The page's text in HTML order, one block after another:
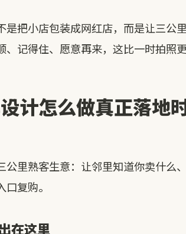
是把小店包装成网红店，而是让三公
记得住、愿意再来，这比一时拍照更
计怎么做真正落地
里熟客生意：让邻里知道你卖什么、
复购。
在这里